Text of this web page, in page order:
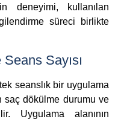
deneyimi, kullanılan
süreci birlikte
Sayısı
seanslık bir uygulama
dökülme durumu ve
Uygulama alanının